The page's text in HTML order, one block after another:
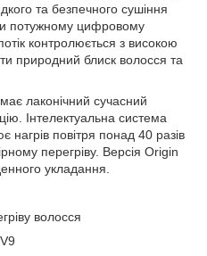
та безпечного сушіння
потужному цифровому
контролюється з високою
природний блиск волосся та
лаконічний сучасний
Інтелектуальна система
повітря понад 40 разів
перегріву. Версія Origin
укладання.
волосся